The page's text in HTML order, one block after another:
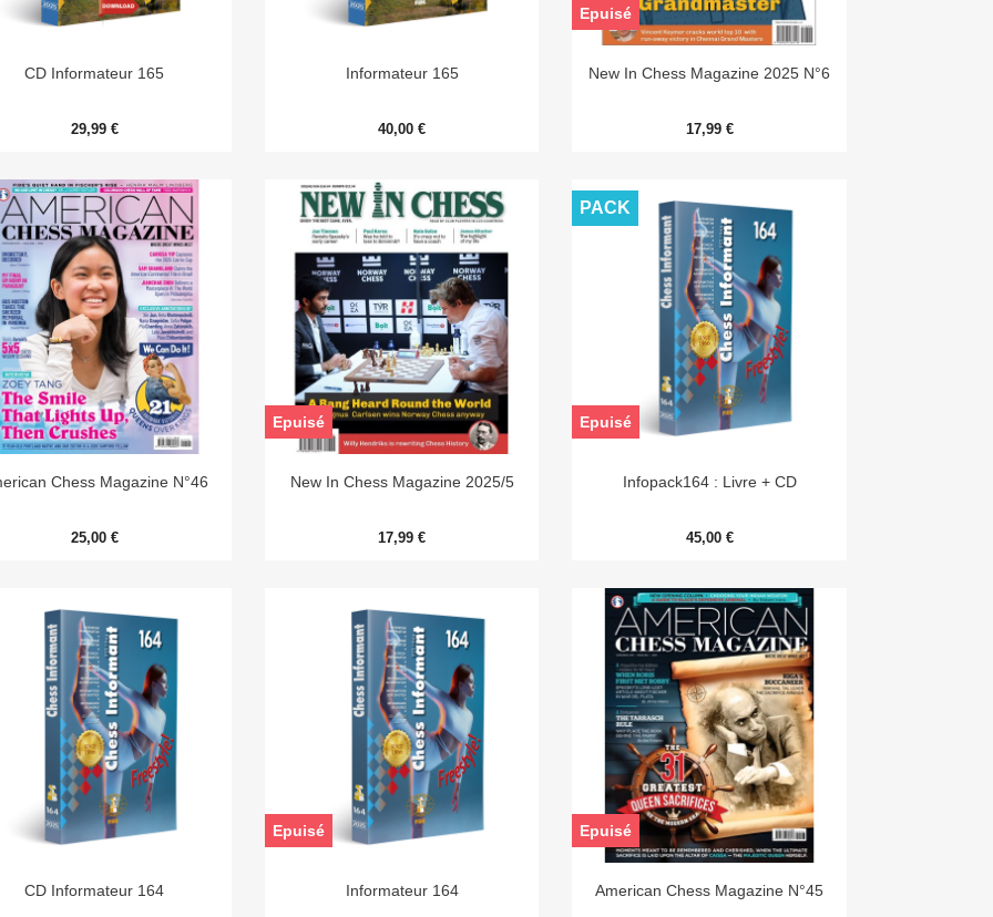
 Aperçu rapide
CD Informateur 165
29,99 €
Aperçu rapide
Informateur 165
40,00 €
Aperçu rapide
New In Chess Magazine 2025 N°6
17,99 €
Epuisé
 Aperçu rapide
Chess Magazine N°46
25,00 €
Aperçu rapide
New In Chess Magazine 2025/5
17,99 €
Epuisé
Aperçu rapide
Infopack164 : Livre + CD
45,00 €
PACK
Epuisé
 Aperçu rapide
CD Informateur 164 Aperçu rapide
Informateur 164
Epuisé
 Aperçu rapide
American Chess Magazine N°45
Epuisé